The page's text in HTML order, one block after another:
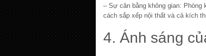
– Sự cân bằng không gian: Phòng
cách sắp xếp nội thất và cả kích
4. Ánh sáng